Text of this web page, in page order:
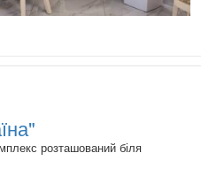
розташований біля